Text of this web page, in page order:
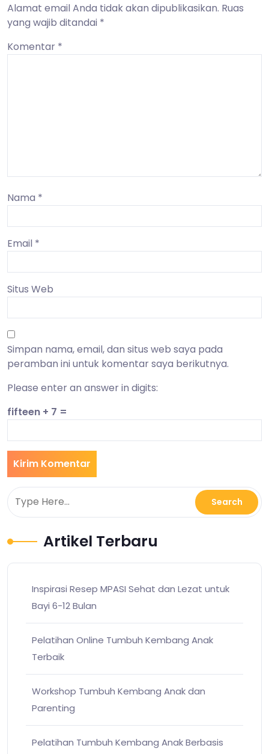
Alamat email Anda tidak akan dipublikasikan. Ruas
yang wajib ditandai *
Komentar *
Nama *
Email *
Situs Web
Simpan nama, email, dan situs web saya pada
peramban ini untuk komentar saya berikutnya.
Please enter an answer in digits:
fifteen + 7 =
Artikel Terbaru
Inspirasi Resep MPASI Sehat dan Lezat untuk
Bayi 6-12 Bulan
Pelatihan Online Tumbuh Kembang Anak
Terbaik
Workshop Tumbuh Kembang Anak dan
Parenting
Pelatihan Tumbuh Kembang Anak Berbasis